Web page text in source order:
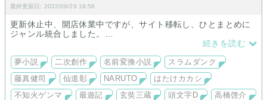
最終更新日: 2022/09/29 19:58
更新休止中、開店休業中ですが、サイト移転し、ひとまとめに
ジャンル統合しました。
夢小説と、名前変換対応小説を取り扱っています。
があります。
連載も途中で止まっていますが、少しでも楽しんでいただけた
ら嬉しいです。
いつか必ず、続きを再開させたいです。
続きを読む
夢小説 二次創作 名前変換小説
スラムダンク
藤真健司
仙道彰 NARUTO
はたけカカシ
不知火ゲンマ
最遊記 玄奘三蔵 頭文字D
高橋啓介